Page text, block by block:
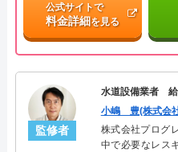
公式サイトで
料金詳細を見る
監修者
水道設備業者 給
小嶋 豊(株式会
株式会社プログ
中で必要なレス